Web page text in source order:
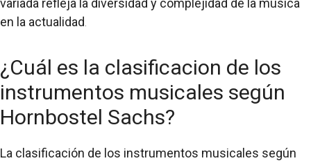
en la actualidad
¿Cuál es la clasificacion de los
instrumentos musicales según
Hornbostel Sachs?
La clasificación de los instrumentos musicales según